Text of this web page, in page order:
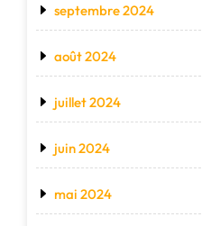
septembre 2024
août 2024
juillet 2024
juin 2024
mai 2024